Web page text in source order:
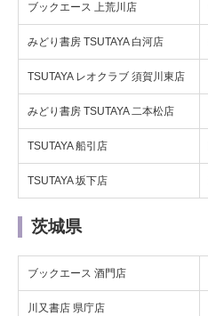
ブックエース 上荒川店
みどり書房 TSUTAYA 白河店
TSUTAYA レオクラブ 須賀川東店
みどり書房 TSUTAYA 二本松店
TSUTAYA 船引店
TSUTAYA 坂下店
茨城県
ブックエース 酒門店
川又書店 県庁店